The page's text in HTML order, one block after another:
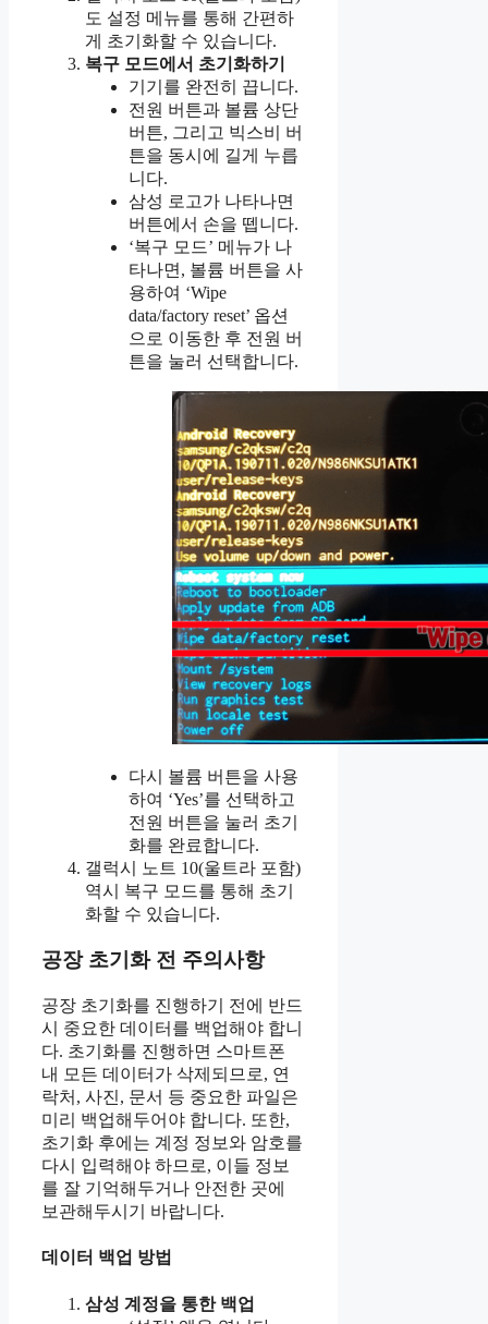
도 설정 메뉴를 통해 간편하
게 초기화할 수 있습니다.
복구 모드에서 초기화하기
기기를 완전히 끕니다.
전원 버튼과 볼륨 상단
버튼, 그리고 빅스비 버
튼을 동시에 길게 누릅
니다.
삼성 로고가 나타나면
버튼에서 손을 뗍니다.
‘복구 모드’ 메뉴가 나
타나면, 볼륨 버튼을 사
용하여 ‘Wipe
data/factory reset’ 옵션
으로 이동한 후 전원 버
튼을 눌러 선택합니다.
다시 볼륨 버튼을 사용
하여 ‘Yes’를 선택하고
전원 버튼을 눌러 초기
화를 완료합니다.
갤럭시 노트 10(울트라 포함)
역시 복구 모드를 통해 초기
화할 수 있습니다.
공장 초기화 전 주의사항
공장 초기화를 진행하기 전에 반드
시 중요한 데이터를 백업해야 합니
다. 초기화를 진행하면 스마트폰
내 모든 데이터가 삭제되므로, 연
락처, 사진, 문서 등 중요한 파일은
미리 백업해두어야 합니다. 또한,
초기화 후에는 계정 정보와 암호를
다시 입력해야 하므로, 이들 정보
를 잘 기억해두거나 안전한 곳에
보관해두시기 바랍니다.
데이터 백업 방법
삼성 계정을 통한 백업